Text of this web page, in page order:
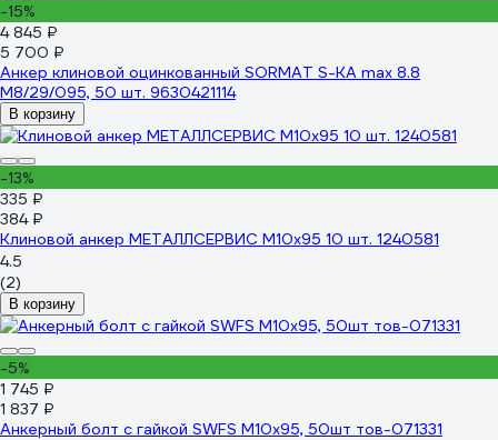
-15%
4 845 ₽
5 700 ₽
Анкер клиновой оцинкованный SORMAT S-KA max 8.8
M8/29/095, 50 шт. 9630421114
В корзину
-13%
335 ₽
384 ₽
Клиновой анкер МЕТАЛЛСЕРВИС М10x95 10 шт. 1240581
4.5
(2)
В корзину
-5%
1 745 ₽
1 837 ₽
Анкерный болт с гайкой SWFS М10х95, 50шт тов-071331